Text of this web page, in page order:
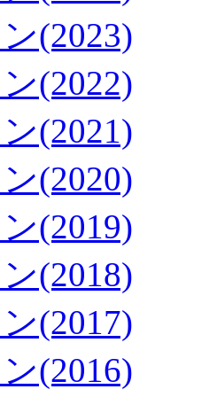
(2023)
(2022)
(2021)
(2020)
(2019)
(2018)
(2017)
(2016)